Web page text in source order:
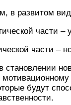
в развитом
части –
части –
становлении
будут